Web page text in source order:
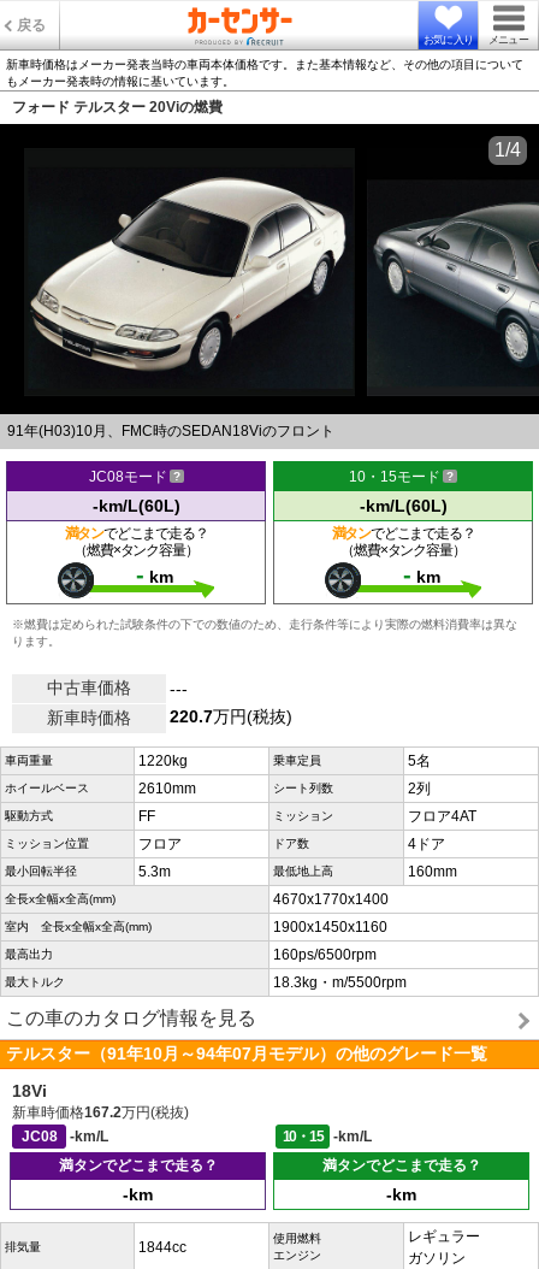
戻る
お気に入り メニュー
新車時価格はメーカー発表当時の車両本体価格です。また基本情報など、その他の項目について
もメーカー発表時の情報に基いています。
フォード テルスター 20Viの燃費
91年(H03)10月、FMC時のSEDAN18Viのフロント
1/4
JC08モード
-km/L(60L)
満タンでどこまで走る？
（燃費×タンク容量）
- km
10・15モード
-km/L(60L)
満タンでどこまで走る？
（燃費×タンク容量）
- km
※燃費は定められた試験条件の下での数値のため、走行条件等により実際の燃料消費率は異な
ります。
中古車価格
---
新車時価格
220.7万円(税抜)
車両重量 1220kg 乗車定員 5名
ホイールベース 2610mm シート列数 2列
駆動方式 FF ミッション フロア4AT
ミッション位置 フロア ドア数 4ドア
最小回転半径 5.3m 最低地上高 160mm
全長x全幅x全高(mm) 4670x1770x1400
室内 全長x全幅x全高(mm) 1900x1450x1160
最高出力 160ps/6500rpm
最大トルク 18.3kg・m/5500rpm
この車のカタログ情報を見る
テルスター（91年10月～94年07月モデル）の他のグレード一覧
18Vi
新車時価格167.2万円(税抜)
JC08
-km/L 10・15
-km/L
満タンでどこまで走る？
-km
満タンでどこまで走る？
-km
排気量 1844cc
使用燃料
エンジン
レギュラー
ガソリン